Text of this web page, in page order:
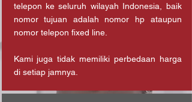
telepon ke seluruh wilayah Indonesia, baik
nomor tujuan adalah nomor hp ataupun
nomor telepon fixed line.
Kami juga tidak memiliki perbedaan harga
di setiap jamnya.